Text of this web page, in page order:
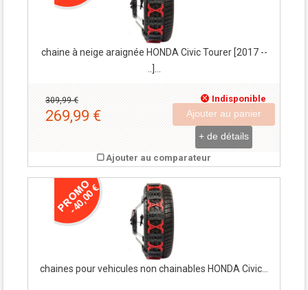
chaine à neige araignée HONDA Civic Tourer [2017 --
Indisponible
309,99 €
269,99 € Ajouter au panier
+ de détails
Ajouter au comparateur
-40,00 €
chaines pour vehicules non chainables HONDA Civic...